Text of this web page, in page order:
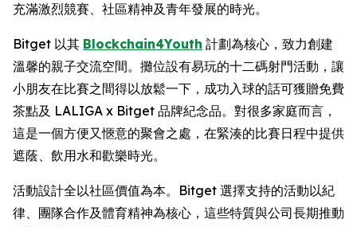
充滿激烈競賽、社區精神及青年發展的時光。
Bitget 以其 Blockchain4Youth 計劃為核心，致力創建
溫馨的親子交流空間。攤位設有易玩的十二碼射門活動，讓
小朋友在比賽之間得以放鬆一下，成功入球的話可獲贈免費
茶點及 LALIGA x Bitget 品牌紀念品。對很多家庭而言，
這是一個方便又愜意的聚會之處，在緊湊的比賽日程中提供
遮蔭、飲用水和歡樂時光。
活動設計全以社區價值為本。Bitget 選擇支持的活動以紀
律、團隊合作及體育精神為核心，這些特質與公司長期推動